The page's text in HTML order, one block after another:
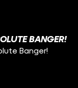
BANGER!
Banger!